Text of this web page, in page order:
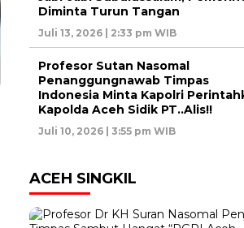
Diminta Turun Tangan
Juli 13, 2026 | 2:33 pm WIB
Profesor Sutan Nasomal
Penanggungnawab Timpas
Indonesia Minta Kapolri
Kapolda Aceh Sidik PT..Alis!!
Juli 10, 2026 | 3:55 pm WIB
ACEH SINGKIL